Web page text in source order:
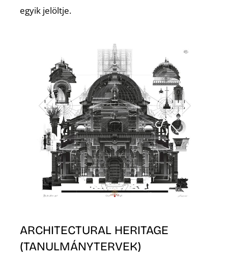
egyik jelöltje.
ARCHITECTURAL HERITAGE
(TANULMÁNYTERVEK)